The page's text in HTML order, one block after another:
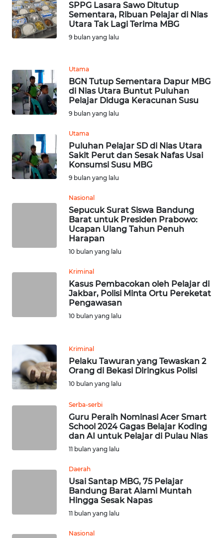
SPPG Lasara Sawo Ditutup
Sementara, Ribuan Pelajar di Nias
Utara Tak Lagi Terima MBG
9 bulan yang lalu
Utama
BGN Tutup Sementara Dapur MBG
di Nias Utara Buntut Puluhan
Pelajar Diduga Keracunan Susu
9 bulan yang lalu
Utama
Puluhan Pelajar SD di Nias Utara
Sakit Perut dan Sesak Nafas Usai
Konsumsi Susu MBG
9 bulan yang lalu
Nasional
Sepucuk Surat Siswa Bandung
Barat untuk Presiden Prabowo:
Ucapan Ulang Tahun Penuh
Harapan
10 bulan yang lalu
Kriminal
Kasus Pembacokan oleh Pelajar di
Jakbar, Polisi Minta Ortu Pereketat
Pengawasan
10 bulan yang lalu
Kriminal
Pelaku Tawuran yang Tewaskan 2
Orang di Bekasi Diringkus Polisi
10 bulan yang lalu
Serba-serbi
Guru Peraih Nominasi Acer Smart
School 2024 Gagas Belajar Koding
dan AI untuk Pelajar di Pulau Nias
11 bulan yang lalu
Daerah
Usai Santap MBG, 75 Pelajar
Bandung Barat Alami Muntah
Hingga Sesak Napas
11 bulan yang lalu
Nasional
WN
BANTEN
NTT
WN
KEPRI
PAPUA
WN
PAPUA
WN
NTB